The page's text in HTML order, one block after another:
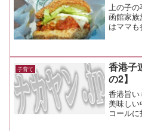
上の子
函館家
はママ
便で、
ビスタ
る旅行
子育て
香港子
の2】
香港旨
美味し
コール